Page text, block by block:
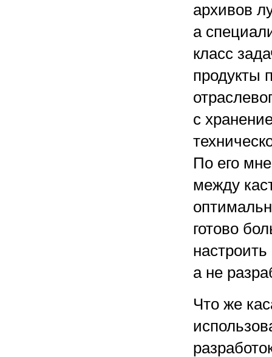
архивов
а
класс
продукты
с
По его
между
готово
а не
Что же